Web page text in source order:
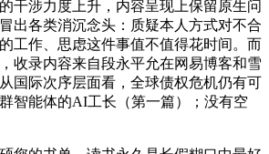
涉力度上升，内容呈现上保留原生问
出各类消沉念头：质疑本人方式对不合
工作、思虑这件事值不值得花时间。而
收录内容来自段永平允在网易博客和雪
国际次序层面看，全球债权危机仍有可
智能体的AI工长（第一篇）；没有空